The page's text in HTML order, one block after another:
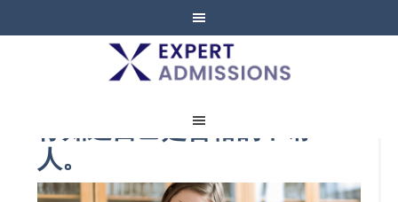
EXPERT
ADMISSIONS
你知道自己是合格的申请
人。